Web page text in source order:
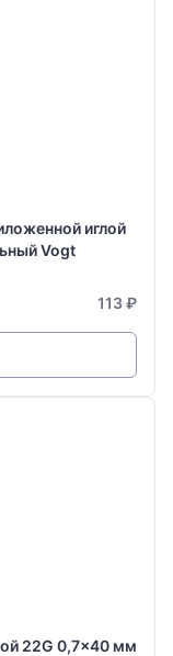
иглой
Vogt
113 ₽
22G 0,7x40 мм